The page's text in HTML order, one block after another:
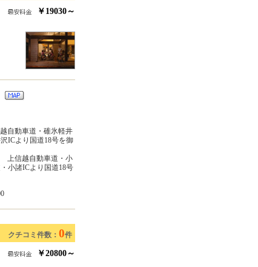
￥19030～
自動車道・碓氷軽井
ICより国道18号を御
上信越自動車道・小
小諸ICより国道18号
クチコミ件数： 0件
￥20800～